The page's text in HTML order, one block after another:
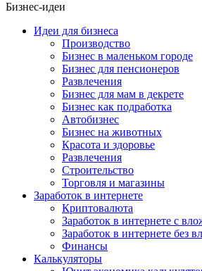
Бизнес-идеи
Идеи для бизнеса
Производство
Бизнес в маленьком городе
Бизнес для пенсионеров
Развлечения
Бизнес для мам в декрете
Бизнес как подработка
Автобизнес
Бизнес на животных
Красота и здоровье
Развлечения
Строительство
Торговля и магазины
Заработок в интернете
Криптовалюта
Заработок в интернете c
Заработок в интернете без
Финансы
Калькуляторы